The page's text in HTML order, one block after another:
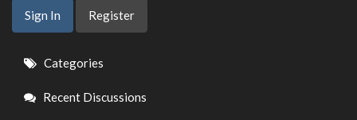
Sign In Register
Quick
Links
Categories
Recent Discussions